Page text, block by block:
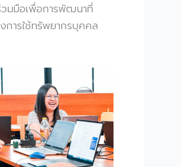
วมมือเพื่อการพัฒนาที่
การใช้ทรัพยากรบุคคล